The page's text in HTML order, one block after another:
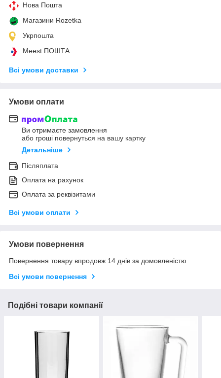
Нова Пошта
Магазини Rozetka
Укрпошта
Meest ПОШТА
Всі умови доставки
Умови оплати
Ви отримаєте замовлення
або гроші повернуться на вашу картку
Детальніше
Післяплата
Оплата на рахунок
Оплата за реквізитами
Всі умови оплати
Умови повернення
Повернення товару впродовж 14 днів за домовленістю
Всі умови повернення
Подібні товари компанії